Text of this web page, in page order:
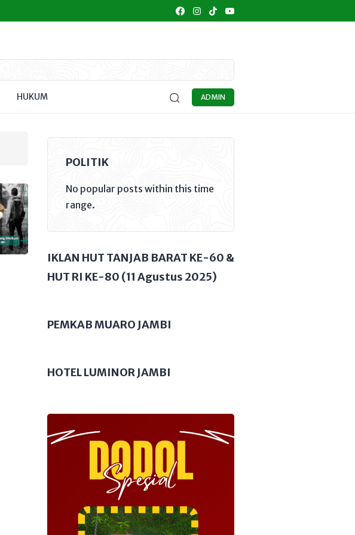
ADMIN
HUKUM UMKM
POLITIK
No popular posts within this time
range.
IKLAN HUT TANJAB BARAT KE-60 &
HUT RI KE-80 (11 Agustus 2025)
PEMKAB MUARO JAMBI
HOTEL LUMINOR JAMBI